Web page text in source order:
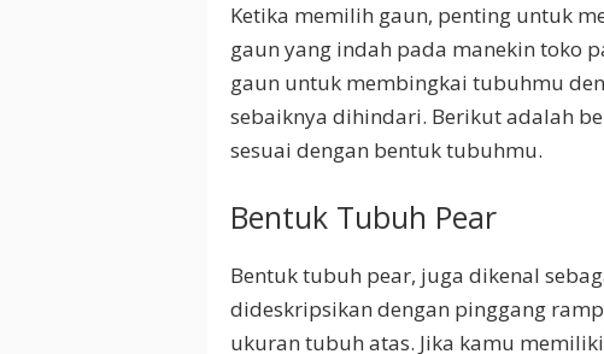
Ketika memilih gaun, penting untuk
gaun yang indah pada manekin toko
gaun untuk membingkai tubuhmu
sebaiknya dihindari. Berikut adalah
sesuai dengan bentuk tubuhmu.
Bentuk Tubuh Pear
Bentuk tubuh pear, juga dikenal
dideskripsikan dengan pinggang
ukuran tubuh atas. Jika kamu